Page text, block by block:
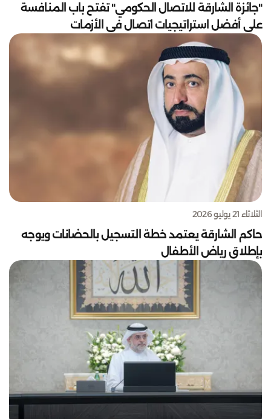
"جائزة الشارقة للاتصال الحكومي" تفتح باب المنافسة
على أفضل استراتيجيات اتصال في الأزمات
الثلاثاء 21 يوليو 2026
حاكم الشارقة يعتمد خطة التسجيل بالحضانات ويوجه
بإطلاق رياض الأطفال